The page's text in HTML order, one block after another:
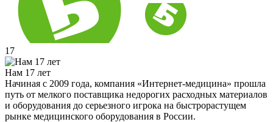
17
Нам 17 лет
Начиная с 2009 года, компания «Интернет-медицина» прошла
путь от мелкого поставщика недорогих расходных материалов
и оборудования до серьезного игрока на быстрорастущем
рынке медицинского оборудования в России.